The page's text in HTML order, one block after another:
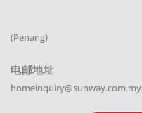
(Penang)
电邮地址
homeinquiry@sunway.com.my